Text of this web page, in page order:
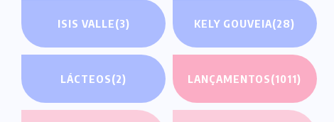
ISIS VALLE(3) KELY GOUVEIA(28)
LÁCTEOS(2) LANÇAMENTOS(1011)